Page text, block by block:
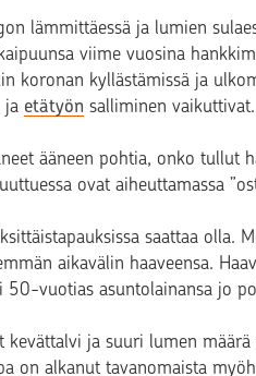
lämmittäessä ja lumien
viime vuosina
koronan kyllästämissä ja
ja etätyön salliminen vaikuttivat.
ääneen pohtia, onko tullut
ovat aiheuttamassa
saattaa
aikavälin haaveensa.
50-vuotias asuntolainansa jo
kevättalvi ja suuri lumen
on alkanut tavanomaista